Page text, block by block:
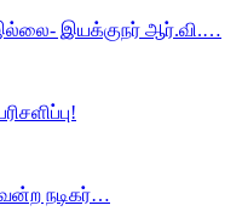
இயக்குநர் ஆர்.வி.…
நடிகர்…